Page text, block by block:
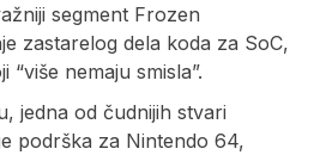
segment Frozen
zastarelog dela koda za SoC,
nemaju smisla”.
jedna od čudnijih stvari
podrška za Nintendo 64,